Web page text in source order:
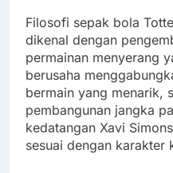
Filosofi sepak bola
dikenal dengan
permainan menyerang
berusaha
bermain yang menarik,
pembangunan jangka
kedatangan Xavi
sesuai dengan karakter